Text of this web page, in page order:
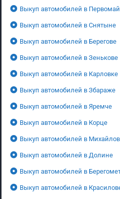
Выкуп автомобилей в
Выкуп автомобилей в Снятыне
Выкуп автомобилей в Берегове
Выкуп автомобилей в Зенькове
Выкуп автомобилей в Карловке
Выкуп автомобилей в Збараже
Выкуп автомобилей в Яремче
Выкуп автомобилей в Корце
Выкуп автомобилей в
Выкуп автомобилей в Долине
Выкуп автомобилей в
Выкуп автомобилей в